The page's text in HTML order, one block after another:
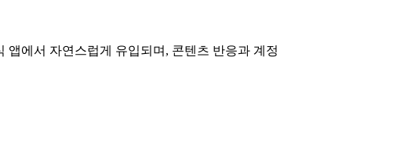
에서 자연스럽게 유입되며, 콘텐츠 반응과 계정